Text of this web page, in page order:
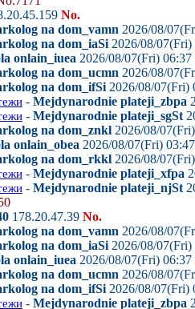
No.
na dom_vamn 2026/08/
na dom_iaSi 2026/08/07(Fri)
onlain_iuea 2026/08/07(Fri) 06:37
na dom_ucmn 2026/08/
na dom_ifSi 2026/08/07(Fri)
- Mejdynarodnie plateji_zbpa
- Mejdynarodnie plateji_sgSt
na dom_znkl 2026/08/
onlain_obea 2026/08/07(Fri) 03:47
na dom_rkkl 2026/08/
- Mejdynarodnie plateji_xfpa
- Mejdynarodnie plateji_njSt
178.20.47.39 No.
na dom_vamn 2026/08/
na dom_iaSi 2026/08/07(Fri)
onlain_iuea 2026/08/07(Fri) 06:37
na dom_ucmn 2026/08/
na dom_ifSi 2026/08/07(Fri)
- Mejdynarodnie plateji_zbpa